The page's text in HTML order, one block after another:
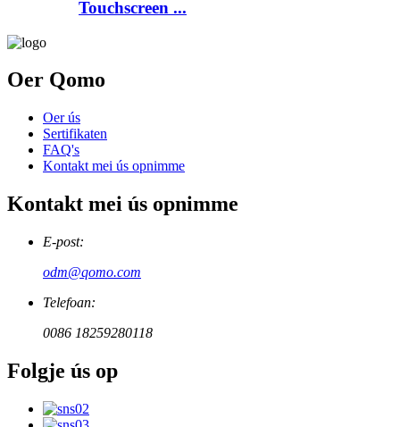
Touchscreen ...
Oer Qomo
Oer ús
Sertifikaten
FAQ's
Kontakt mei ús opnimme
Kontakt mei ús opnimme
E-post:
odm@qomo.com
Telefoan:
0086 18259280118
Folgje ús op